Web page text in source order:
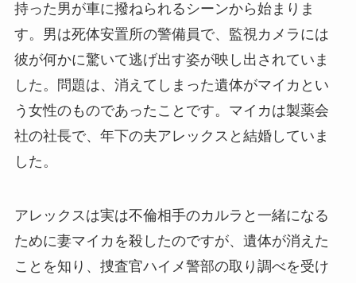
持った男が車に撥ねられるシーンから始まりま
す。男は死体安置所の警備員で、監視カメラには
彼が何かに驚いて逃げ出す姿が映し出されていま
した。問題は、消えてしまった遺体がマイカとい
う女性のものであったことです。マイカは製薬会
社の社長で、年下の夫アレックスと結婚していま
した。
アレックスは実は不倫相手のカルラと一緒になる
ために妻マイカを殺したのですが、遺体が消えた
ことを知り、捜査官ハイメ警部の取り調べを受け